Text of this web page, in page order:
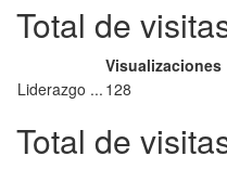
Total de
Visualizaciones
Liderazgo ... 128
Total de